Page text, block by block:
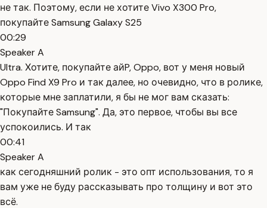
не так. Поэтому, если не хотите Vivo X300 Pro,
покупайте Samsung Galaxy S25
00:29
Speaker A
Ultra. Хотите, покупайте айP, Oppo, вот у меня новый
Oppo Find X9 Pro и так далее, но очевидно, что в ролике,
которые мне заплатили, я бы не мог вам сказать:
"Покупайте Samsung". Да, это первое, чтобы вы все
успокоились. И так
00:41
Speaker A
как сегодняшний ролик - это опт использования, то я
вам уже не буду рассказывать про толщину и вот это
всё.